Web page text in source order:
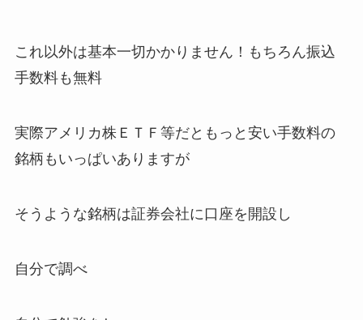
これ以外は基本一切かかりません！もちろん振込
手数料も無料
実際アメリカ株ＥＴＦ等だともっと安い手数料の
銘柄もいっぱいありますが
そうような銘柄は証券会社に口座を開設し
自分で調べ